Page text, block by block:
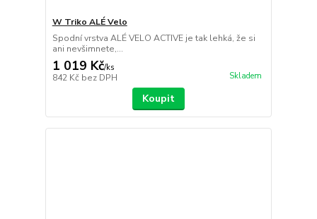
W Triko ALÉ Velo
Spodní vrstva ALÉ VELO ACTIVE je tak lehká, že si
ani nevšimnete,...
1 019 Kč/ks
842 Kč bez DPH Skladem
Koupit